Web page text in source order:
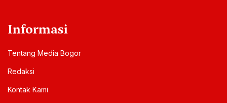
Informasi
Tentang Media Bogor
Redaksi
Kontak Kami